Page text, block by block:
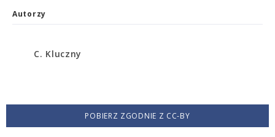
Autorzy
C. Kluczny
POBIERZ ZGODNIE Z CC-BY